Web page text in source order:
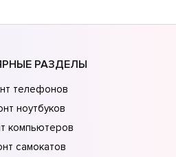
РАЗДЕЛЫ
телефонов
ноутбуков
компьютеров
самокатов